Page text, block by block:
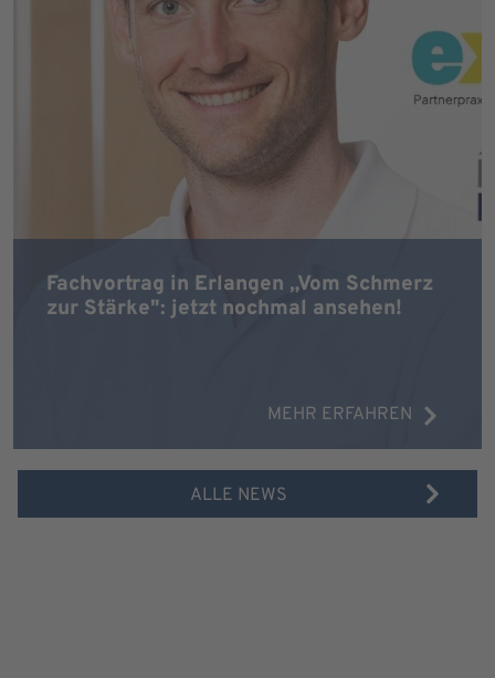
Fachvortrag in Erlangen „Vom Schmerz
zur Stärke": jetzt nochmal ansehen!
MEHR ERFAHREN
ALLE NEWS